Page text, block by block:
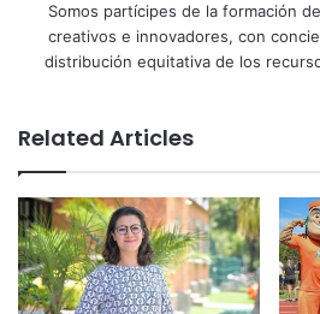
Somos partícipes de la formación
creativos e innovadores, con
distribución equitativa de los
Related Articles